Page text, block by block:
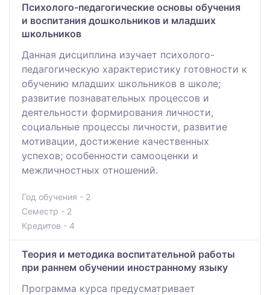
Психолого-педагогические основы обучения
и воспитания дошкольников и младших
школьников
Данная дисциплина изучает психолого-
педагогическую характеристику готовности к
обучению младших школьников в школе;
развитие познавательных процессов и
деятельности формирования личности,
социальные процессы личности, развитие
мотивации, достижение качественных
успехов; особенности самооценки и
межличностных отношений.
Год обучения - 2
Семестр - 2
Кредитов - 4
Теория и методика воспитательной работы
при раннем обучении иностранному языку
Программа курса предусматривает